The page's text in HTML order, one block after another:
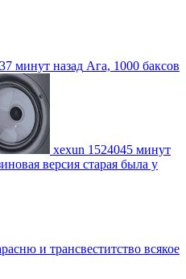
минут назад Ага, 1000 баксов
xexun 1524045 минут
версия старая была у
и трансвеститство всякое